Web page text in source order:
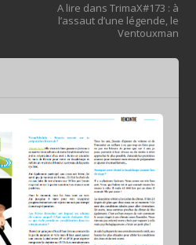
A lire dans TrimaX#173 : à
l’assaut d’une légende, le
Ventouxman